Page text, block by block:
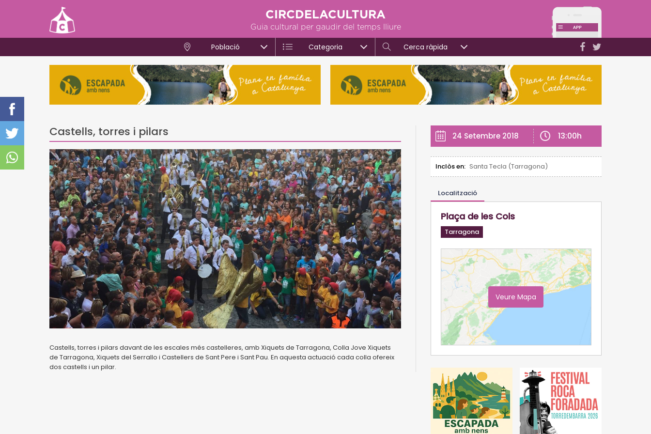
CIRCDELACULTURA
Guia cultural per gaudir del temps lliure
Població Categoria Cerca ràpida
Castells, torres i pilars
Castells, torres i pilars davant de les escales més castelleres, amb Xiquets de Tarragona, Colla Jove Xiquets
de Tarragona, Xiquets del Serrallo i Castellers de Sant Pere i Sant Pau. En aquesta actuació cada colla ofereix
dos castells i un pilar.
24 Setembre 2018 13:00h
Inclòs en: Santa Tecla (Tarragona)
Localització
Plaça de les Cols
Tarragona
Veure Mapa